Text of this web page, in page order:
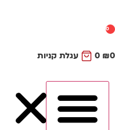
0
₪
0 עגלת קניות